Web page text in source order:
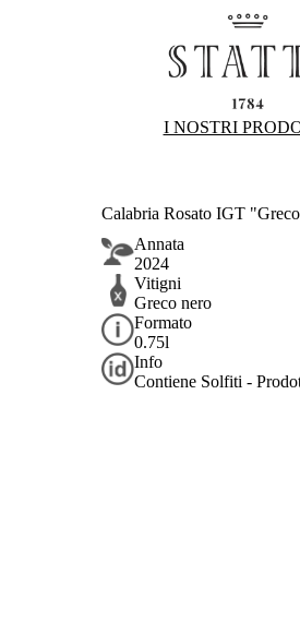
I NOSTRI
Calabria Rosato IGT
Annata
2024
Vitigni
Greco nero
Formato
0.75l
Info
Contiene Solfiti -